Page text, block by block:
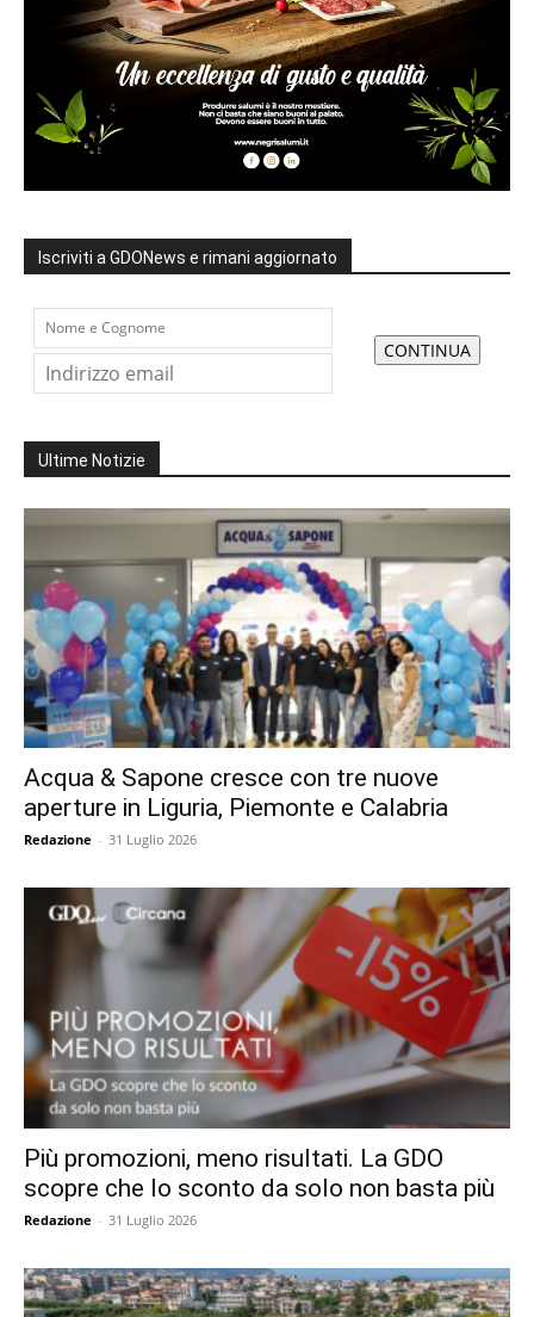
Iscriviti a GDONews e rimani aggiornato
Ultime Notizie
Acqua & Sapone cresce con tre nuove
aperture in Liguria, Piemonte e Calabria
Redazione - 31 Luglio 2026
Più promozioni, meno risultati. La GDO
scopre che lo sconto da solo non basta più
Redazione - 31 Luglio 2026